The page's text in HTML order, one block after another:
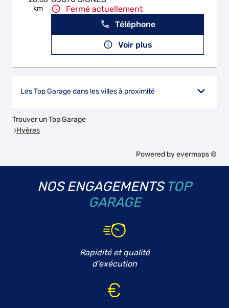
km
Fermé actuellement
Téléphone
Voir plus
Les Top Garage dans les villes à proximité
Trouver un Top Garage
Hyères
Powered byevermaps ©
NOS ENGAGEMENTS TOP
GARAGE
Rapidité et qualité
d'exécution